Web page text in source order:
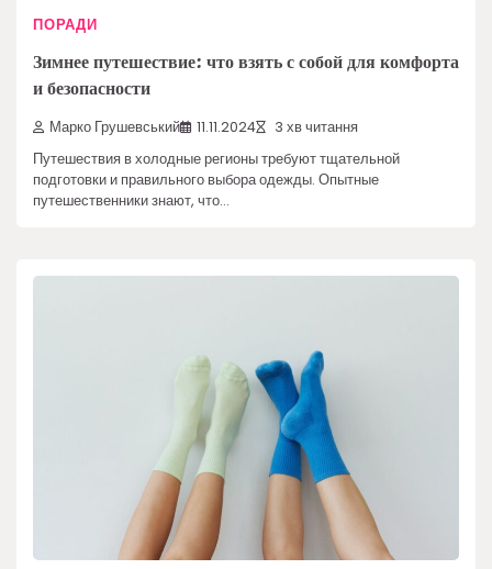
ПОРАДИ
Зимнее путешествие: что взять с собой для комфорта
и безопасности
Марко Грушевський 11.11.2024 3 хв читання
Путешествия в холодные регионы требуют тщательной
подготовки и правильного выбора одежды. Опытные
путешественники знают, что…